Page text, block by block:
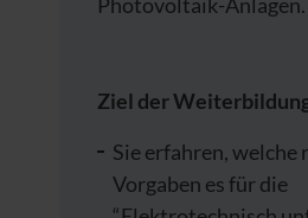
Ziel der
Sie erfahren, welche
Vorgaben es für die